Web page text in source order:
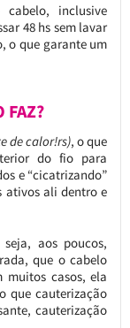
inclusive
48 hs sem lavar
o que garante um
FAZ?
de calor!rs), o que
do fio para
e “cicatrizando”
ativos ali dentro e
aos poucos,
que o cabelo
muitos casos, ela
que cauterização
cauterização